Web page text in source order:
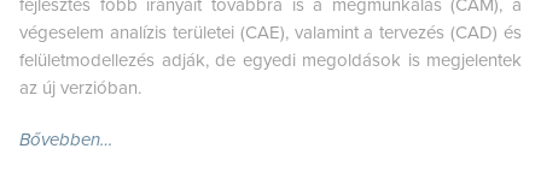
fejlesztés főbb irányait továbbra is a megmunkálás (CAM), a
végeselem analízis területei (CAE), valamint a tervezés (CAD) és
felületmodellezés adják, de egyedi megoldások is megjelentek
az új verzióban.
Bővebben…